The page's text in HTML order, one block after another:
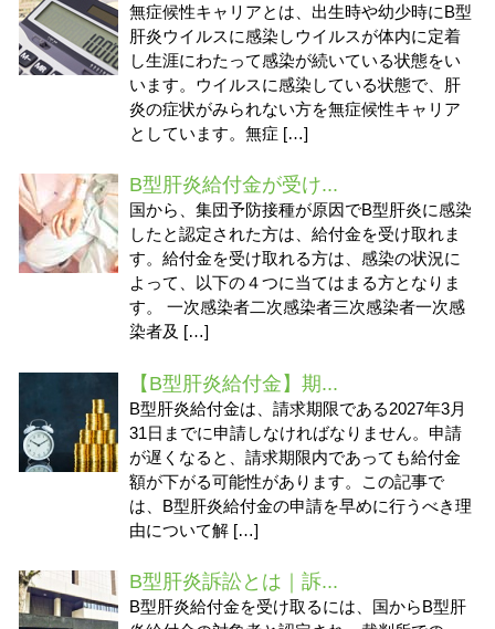
無症候性キャリアとは、出生時や幼少時にB型
肝炎ウイルスに感染しウイルスが体内に定着
し生涯にわたって感染が続いている状態をい
います。ウイルスに感染している状態で、肝
炎の症状がみられない方を無症候性キャリア
としています。無症 […]
B型肝炎給付金が受け...
国から、集団予防接種が原因でB型肝炎に感染
したと認定された方は、給付金を受け取れま
す。給付金を受け取れる方は、感染の状況に
よって、以下の４つに当てはまる方となりま
す。 一次感染者二次感染者三次感染者一次感
染者及 […]
【B型肝炎給付金】期...
B型肝炎給付金は、請求期限である2027年3月
31日までに申請しなければなりません。申請
が遅くなると、請求期限内であっても給付金
額が下がる可能性があります。この記事で
は、B型肝炎給付金の申請を早めに行うべき理
由について解 […]
B型肝炎訴訟とは｜訴...
B型肝炎給付金を受け取るには、国からB型肝